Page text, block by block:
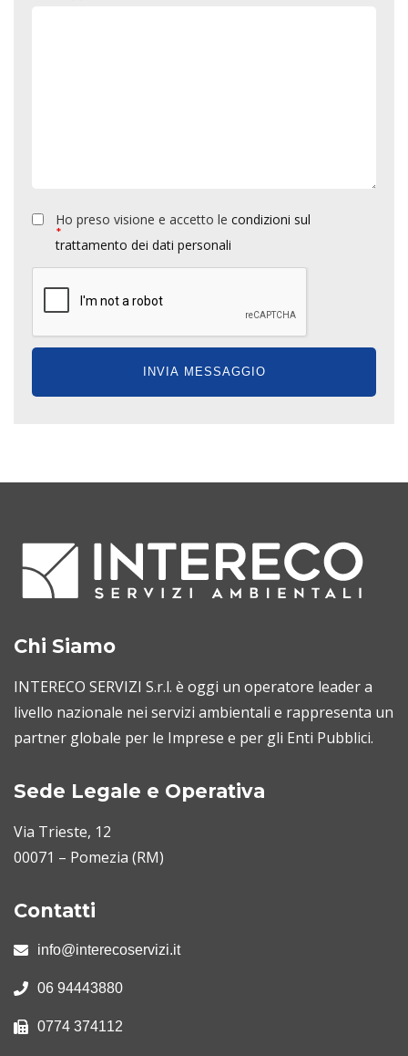
*
Ho preso visione e accetto le condizioni sul
trattamento dei dati personali
Chi Siamo
INTERECO SERVIZI S.r.l. è oggi un operatore leader a
livello nazionale nei servizi ambientali e rappresenta un
partner globale per le Imprese e per gli Enti Pubblici.
Sede Legale e Operativa
Via Trieste, 12
00071 – Pomezia (RM)
Contatti
info@interecoservizi.it
06 94443880
0774 374112